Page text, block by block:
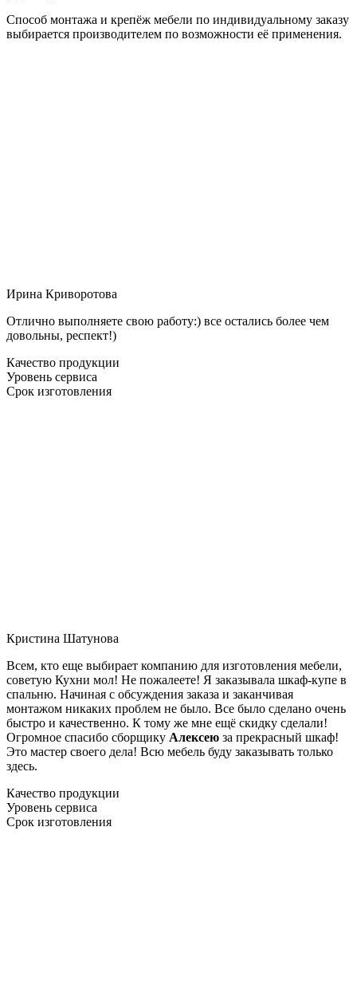
Способ монтажа и крепёж мебели по индивидуальному заказу
выбирается производителем по возможности её применения.
Ирина Криворотова
Отлично выполняете свою работу:) все остались более чем
довольны, респект!)
Качество продукции
Уровень сервиса
Срок изготовления
Кристина Шатунова
Всем, кто еще выбирает компанию для изготовления мебели,
советую Кухни мол! Не пожалеете! Я заказывала шкаф-купе в
спальню. Начиная с обсуждения заказа и заканчивая
монтажом никаких проблем не было. Все было сделано очень
быстро и качественно. К тому же мне ещё скидку сделали!
Огромное спасибо сборщику Алексею за прекрасный шкаф!
Это мастер своего дела! Всю мебель буду заказывать только
здесь.
Качество продукции
Уровень сервиса
Срок изготовления